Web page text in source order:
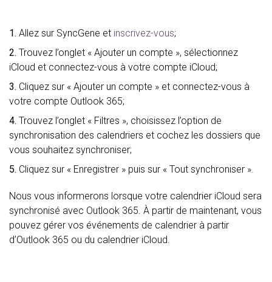
1. Allez sur SyncGene et inscrivez-vous;
2. Trouvez l’onglet « Ajouter un compte », sélectionnez
iCloud et connectez-vous à votre compte iCloud;
3. Cliquez sur « Ajouter un compte » et connectez-vous à
votre compte Outlook 365;
4. Trouvez l’onglet « Filtres », choisissez l’option de
synchronisation des calendriers et cochez les dossiers que
vous souhaitez synchroniser;
5. Cliquez sur « Enregistrer » puis sur « Tout synchroniser ».
Nous vous informerons lorsque votre calendrier iCloud sera
synchronisé avec Outlook 365. À partir de maintenant, vous
pouvez gérer vos événements de calendrier à partir
d’Outlook 365 ou du calendrier iCloud.